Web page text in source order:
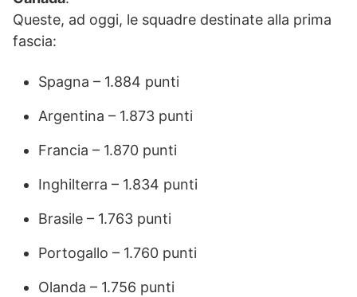
Queste, ad oggi, le squadre destinate alla prima
fascia:
Spagna – 1.884 punti
Argentina – 1.873 punti
Francia – 1.870 punti
Inghilterra – 1.834 punti
Brasile – 1.763 punti
Portogallo – 1.760 punti
Olanda – 1.756 punti